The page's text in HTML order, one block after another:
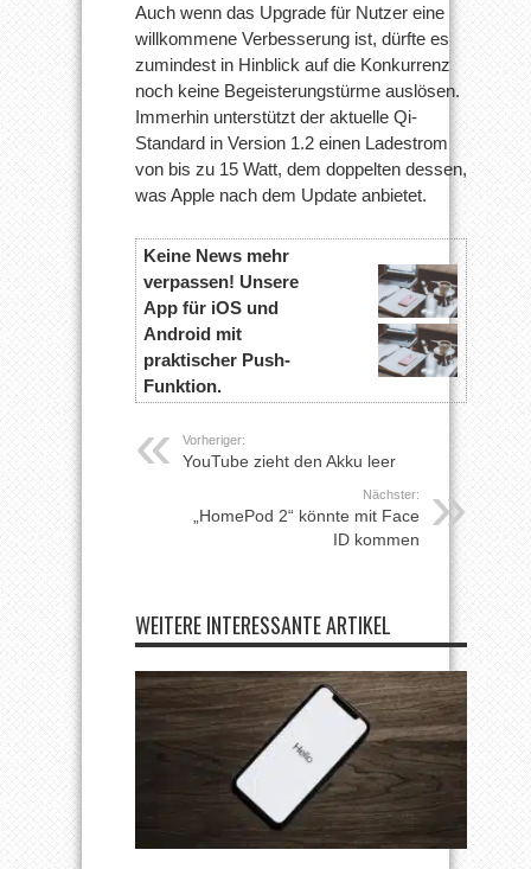
Auch wenn das Upgrade für Nutzer eine
willkommene Verbesserung ist, dürfte es
zumindest in Hinblick auf die Konkurrenz
noch keine Begeisterungstürme auslösen.
Immerhin unterstützt der aktuelle Qi-
Standard in Version 1.2 einen Ladestrom
von bis zu 15 Watt, dem doppelten dessen,
was Apple nach dem Update anbietet.
Keine News mehr
verpassen! Unsere
App für iOS und
Android mit
praktischer Push-
Funktion.
Vorheriger:
YouTube zieht den Akku leer
Nächster:
„HomePod 2“ könnte mit Face
ID kommen
WEITERE INTERESSANTE ARTIKEL